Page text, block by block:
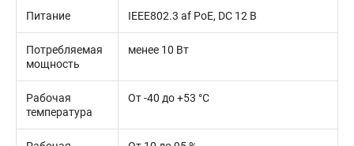
Питание IEEE802.3 af PoE, DC 12 В
Потребляемая
мощность
менее 10 Вт
Рабочая
температура
От -40 до +53 °C